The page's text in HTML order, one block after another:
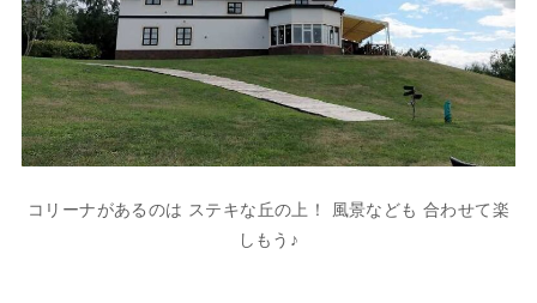
コリーナがあるのは ステキな丘の上！ 風景なども 合わせて楽
しもう♪